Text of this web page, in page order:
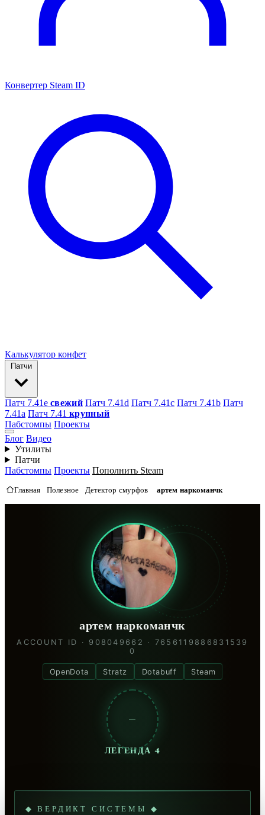
Конвертер Steam ID
Калькулятор конфет
Патчи
Патч 7.41e свежий Патч 7.41d Патч 7.41c Патч 7.41b Патч
7.41а Патч 7.41 крупный
Пабстомпы Проекты
Блог Видео
Утилиты
Патчи
Пабстомпы Проекты Пополнить Steam
Главная Полезное Детектор смурфов артем наркоманчк
артем наркоманчк
ACCOUNT ID · 908049662 · 7656119886831539
0
OpenDota Stratz Dotabuff Steam
—
ЛЕГЕНДА 4
◆ ВЕРДИКТ СИСТЕМЫ ◆